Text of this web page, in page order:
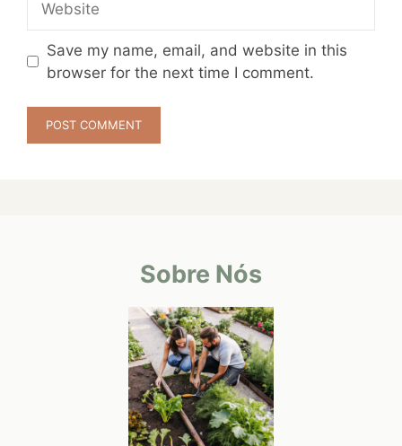
Save my name, email, and website in this
browser for the next time I comment.
Sobre Nós